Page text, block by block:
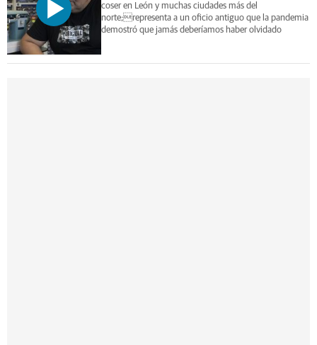
coser en León y muchas ciudades más del
norte;representa a un oficio antiguo que la pandemia
demostró que jamás deberíamos haber olvidado